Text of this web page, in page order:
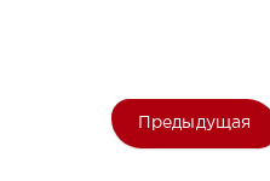
Предыдущая